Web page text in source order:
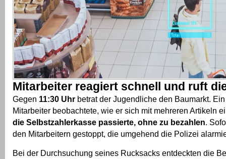
Mitarbeiter reagiert schnell und ruft
Gegen 11:30 Uhr betrat der Jugendliche den Baumarkt.
Mitarbeiter beobachtete, wie er sich mit mehreren Artikeln
die Selbstzahlerkasse passierte, ohne zu bezahlen.
den Mitarbeitern gestoppt, die umgehend die Polizei
Bei der Durchsuchung seines Rucksacks entdeckten die